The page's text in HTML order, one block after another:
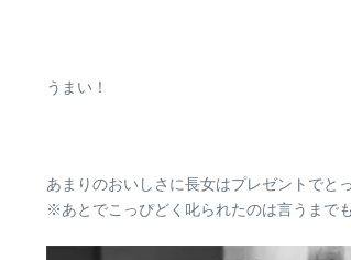
うまい！
あまりのおいしさに長女はプレゼントでと
※あとでこっぴどく叱られたのは言うまで